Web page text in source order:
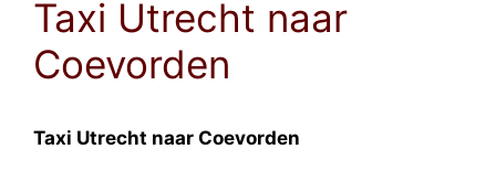
Taxi Utrecht naar
Coevorden
Taxi Utrecht naar Coevorden